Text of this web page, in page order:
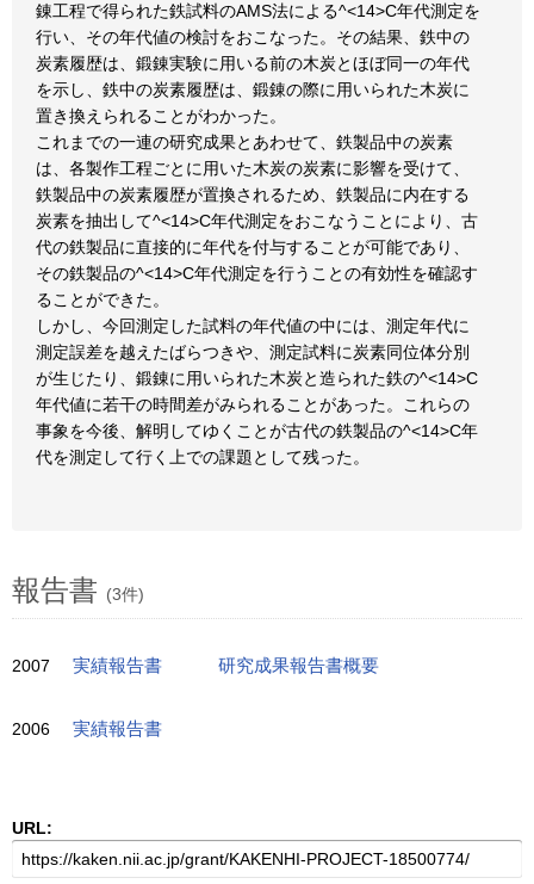
錬工程で得られた鉄試料のAMS法による^<14>C年代測定を
行い、その年代値の検討をおこなった。その結果、鉄中の
炭素履歴は、鍛錬実験に用いる前の木炭とほぼ同一の年代
を示し、鉄中の炭素履歴は、鍛錬の際に用いられた木炭に
置き換えられることがわかった。
これまでの一連の研究成果とあわせて、鉄製品中の炭素
は、各製作工程ごとに用いた木炭の炭素に影響を受けて、
鉄製品中の炭素履歴が置換されるため、鉄製品に内在する
炭素を抽出して^<14>C年代測定をおこなうことにより、古
代の鉄製品に直接的に年代を付与することが可能であり、
その鉄製品の^<14>C年代測定を行うことの有効性を確認す
ることができた。
しかし、今回測定した試料の年代値の中には、測定年代に
測定誤差を越えたばらつきや、測定試料に炭素同位体分別
が生じたり、鍛錬に用いられた木炭と造られた鉄の^<14>C
年代値に若干の時間差がみられることがあった。これらの
事象を今後、解明してゆくことが古代の鉄製品の^<14>C年
代を測定して行く上での課題として残った。
報告書 (3件)
2007 実績報告書 研究成果報告書概要
2006 実績報告書
URL: